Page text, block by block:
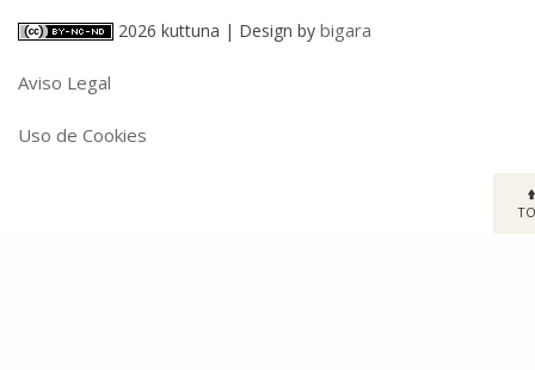
2026 kuttuna | Design by bigara
Aviso Legal
Uso de Cookies